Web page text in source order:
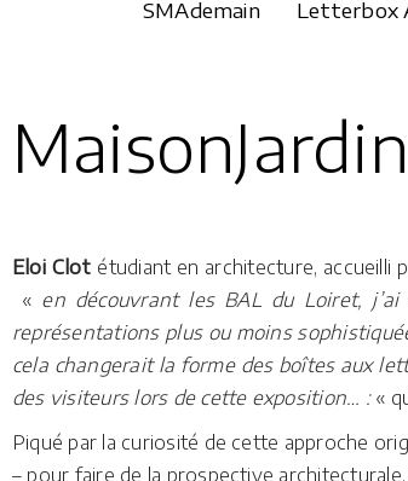
SMAdemain Letterbox
MaisonJardin
Eloi Clot étudiant en architecture, accueilli
« en découvrant les BAL du Loiret,
représentations plus ou moins
cela changerait la forme des boîtes aux
des visiteurs lors de cette exposition… :«
Piqué par la curiosité de cette approche
– pour faire de la prospective